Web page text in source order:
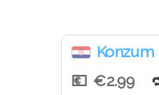
Konzum
€2.99